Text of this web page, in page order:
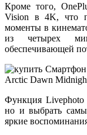
Кроме того,
Vision в 4K, что
моменты в
из четырех
обеспечивающей
Функция Livephoto
но и выбрать
яркие